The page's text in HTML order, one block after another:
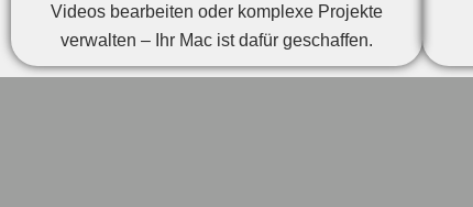
Videos bearbeiten oder komplexe Projekte
verwalten – Ihr Mac ist dafür geschaffen.